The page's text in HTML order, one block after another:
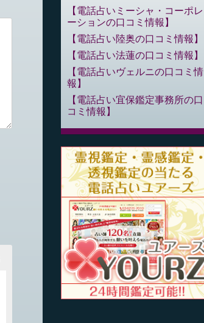
電話占いミーシャ・コーポレ
ーションの口コミ情報
電話占い陸奥の口コミ情報
電話占い法蓮の口コミ情報
電話占いヴェルニの口コミ情
報
電話占い宜保鑑定事務所の口
コミ情報